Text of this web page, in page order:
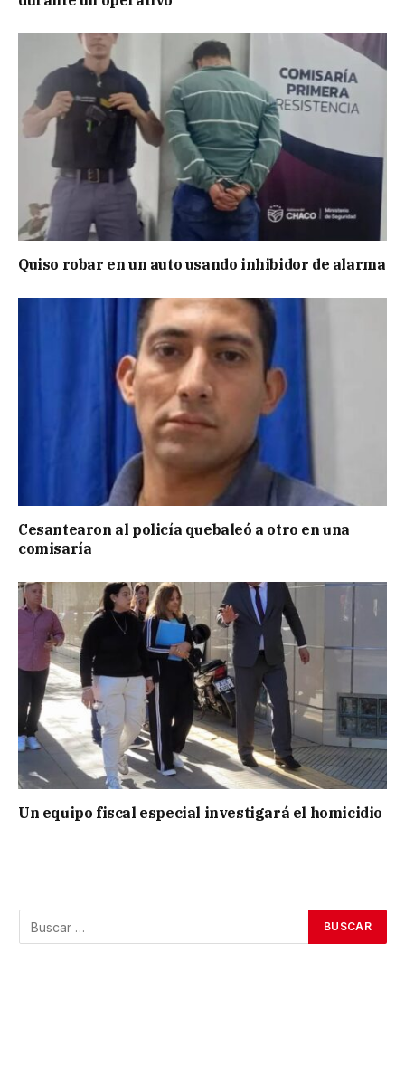
Quiso robar en un auto usando inhibidor de alarma
Cesantearon al policía quebaleó a otro en una
comisaría
Un equipo fiscal especial investigará el homicidio